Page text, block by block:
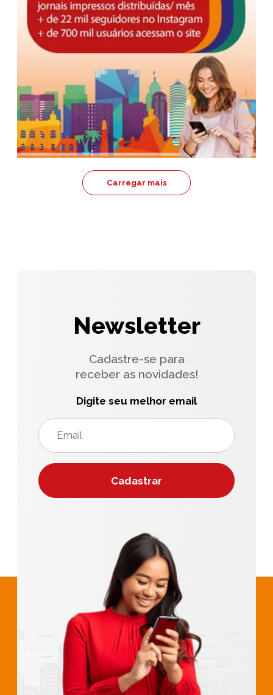
Carregar mais
Newsletter
Cadastre-se para
receber as novidades!
Digite seu melhor email